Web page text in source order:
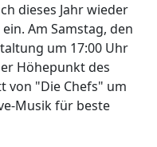
dieses Jahr wieder
Am Samstag, den
um 17:00 Uhr
Höhepunkt des
von "Die Chefs" um
Musik für beste